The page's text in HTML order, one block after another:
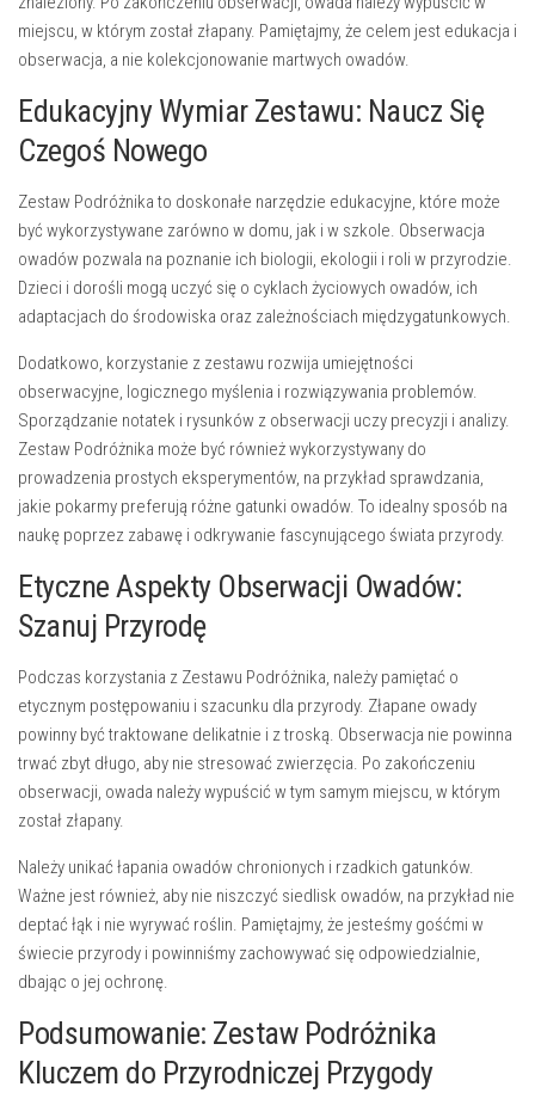
miejscu, w którym został złapany. Pamiętajmy, że celem jest edukacja i
obserwacja, a nie kolekcjonowanie martwych owadów.
Edukacyjny Wymiar Zestawu: Naucz Się
Czegoś Nowego
Zestaw Podróżnika to doskonałe narzędzie edukacyjne, które może
być wykorzystywane zarówno w domu, jak i w szkole. Obserwacja
owadów pozwala na poznanie ich biologii, ekologii i roli w przyrodzie.
Dzieci i dorośli mogą uczyć się o cyklach życiowych owadów, ich
adaptacjach do środowiska oraz zależnościach międzygatunkowych.
Dodatkowo, korzystanie z zestawu rozwija umiejętności
obserwacyjne, logicznego myślenia i rozwiązywania problemów.
Sporządzanie notatek i rysunków z obserwacji uczy precyzji i analizy.
Zestaw Podróżnika może być również wykorzystywany do
prowadzenia prostych eksperymentów, na przykład sprawdzania,
jakie pokarmy preferują różne gatunki owadów. To idealny sposób na
naukę poprzez zabawę i odkrywanie fascynującego świata przyrody.
Etyczne Aspekty Obserwacji Owadów:
Szanuj Przyrodę
Podczas korzystania z Zestawu Podróżnika, należy pamiętać o
etycznym postępowaniu i szacunku dla przyrody. Złapane owady
powinny być traktowane delikatnie i z troską. Obserwacja nie powinna
trwać zbyt długo, aby nie stresować zwierzęcia. Po zakończeniu
obserwacji, owada należy wypuścić w tym samym miejscu, w którym
został złapany.
Należy unikać łapania owadów chronionych i rzadkich gatunków.
Ważne jest również, aby nie niszczyć siedlisk owadów, na przykład nie
deptać łąk i nie wyrywać roślin. Pamiętajmy, że jesteśmy gośćmi w
świecie przyrody i powinniśmy zachowywać się odpowiedzialnie,
dbając o jej ochronę.
Podsumowanie: Zestaw Podróżnika
Kluczem do Przyrodniczej Przygody